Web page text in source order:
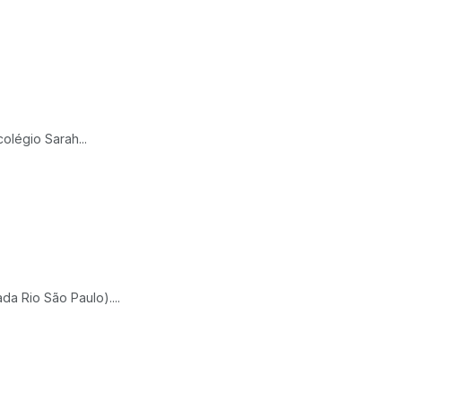
Sarah...
Rio São Paulo)....